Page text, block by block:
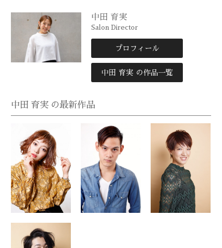
中田 育実
Salon Director
プロフィール
中田 育実 の作品一覧
中田 育実 の最新作品